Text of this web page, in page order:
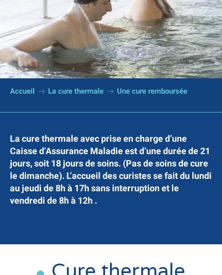
Accueil La cure thermale Une cure remboursée
La cure thermale avec prise en charge d’une
Caisse d’Assurance Maladie est d’une durée de 21
jours, soit 18 jours de soins. (Pas de soins de cure
le dimanche). L’accueil des curistes se fait du lundi
au jeudi de 8h à 17h sans interruption et le
vendredi de 8h à 12h .